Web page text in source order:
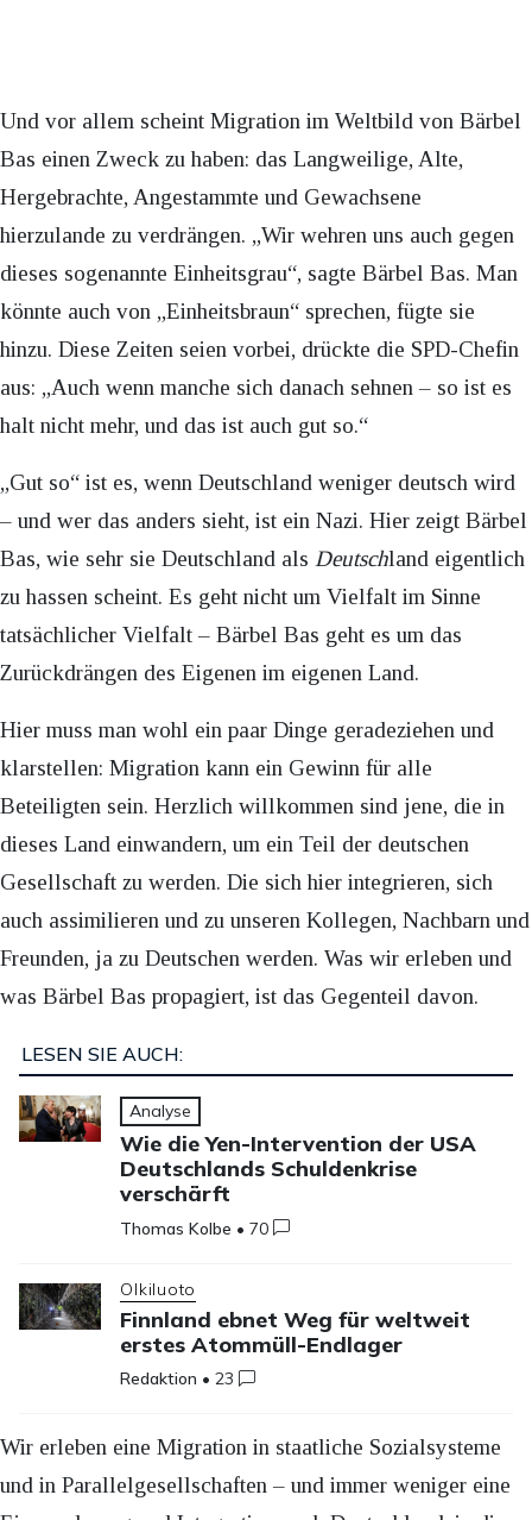
Und vor allem scheint Migration im Weltbild von Bärbel
Bas einen Zweck zu haben: das Langweilige, Alte,
Hergebrachte, Angestammte und Gewachsene
hierzulande zu verdrängen. „Wir wehren uns auch gegen
dieses sogenannte Einheitsgrau“, sagte Bärbel Bas. Man
könnte auch von „Einheitsbraun“ sprechen, fügte sie
hinzu. Diese Zeiten seien vorbei, drückte die SPD-Chefin
aus: „Auch wenn manche sich danach sehnen – so ist es
halt nicht mehr, und das ist auch gut so.“
„Gut so“ ist es, wenn Deutschland weniger deutsch wird
– und wer das anders sieht, ist ein Nazi. Hier zeigt Bärbel
Bas, wie sehr sie Deutschland als Deutschland eigentlich
zu hassen scheint. Es geht nicht um Vielfalt im Sinne
tatsächlicher Vielfalt – Bärbel Bas geht es um das
Zurückdrängen des Eigenen im eigenen Land.
Hier muss man wohl ein paar Dinge geradeziehen und
klarstellen: Migration kann ein Gewinn für alle
Beteiligten sein. Herzlich willkommen sind jene, die in
dieses Land einwandern, um ein Teil der deutschen
Gesellschaft zu werden. Die sich hier integrieren, sich
auch assimilieren und zu unseren Kollegen, Nachbarn und
Freunden, ja zu Deutschen werden. Was wir erleben und
was Bärbel Bas propagiert, ist das Gegenteil davon.
LESEN SIE AUCH:
Analyse
Wie die Yen-Intervention der USA
Deutschlands Schuldenkrise
verschärft
Thomas Kolbe •70
Olkiluoto
Finnland ebnet Weg für weltweit
erstes Atommüll-Endlager
Redaktion •23
Wir erleben eine Migration in staatliche Sozialsysteme
und in Parallelgesellschaften – und immer weniger eine